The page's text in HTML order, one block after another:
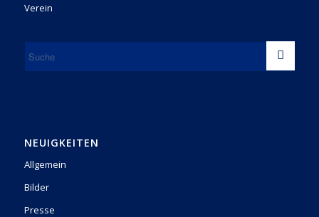
Verein
NEUIGKEITEN
Allgemein
Bilder
Presse